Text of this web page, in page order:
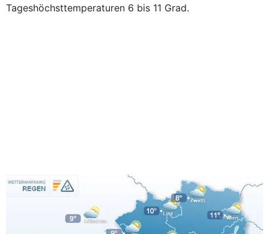
Tageshöchsttemperaturen 6 bis 11 Grad.